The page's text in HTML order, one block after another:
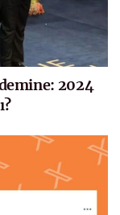
2024